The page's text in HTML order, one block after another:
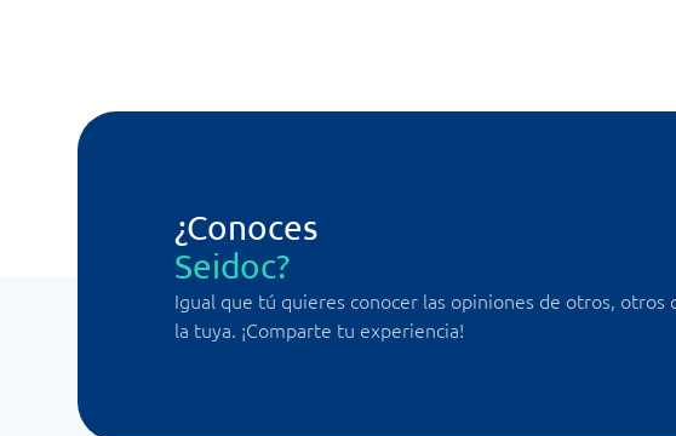
¿Conoces
Seidoc?
Igual que tú quieres conocer las opiniones de otros, otros
la tuya. ¡Comparte tu experiencia!